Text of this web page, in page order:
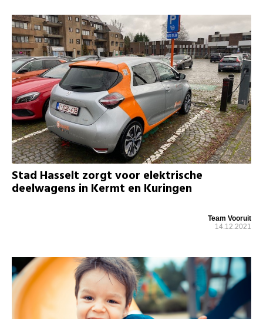
Stad Hasselt zorgt voor elektrische
deelwagens in Kermt en Kuringen
Team Vooruit
14.12.2021